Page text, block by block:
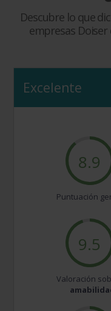
Descubre lo que
empresas
Excelente
8.9
Puntuación
9.5
Valoración